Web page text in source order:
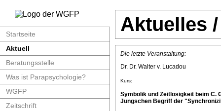
Startseite
Aktuell
Beratungsstelle
Was ist Parapsychologie?
WGFP
Zeitschrift
Aktuelles
Die letzte Veranstaltung:
Dr. Dr. Walter v. Lucadou
Kurs:
Symbolik und Zeitlosigkeit beim C.
Jungschen Begriff der